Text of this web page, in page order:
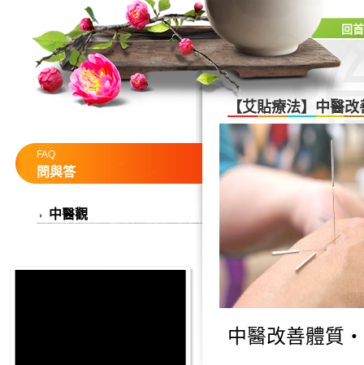
回
FAQ
問與答
中醫觀
【艾貼療法】中醫
中醫改善體質